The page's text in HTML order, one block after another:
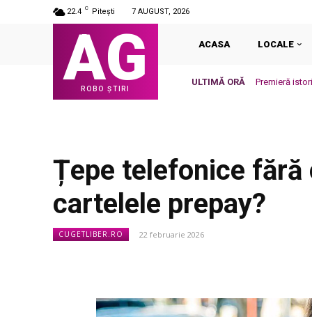
22.4 C Pitești 7 AUGUST, 2026
AG
ROBO ȘTIRI
ACASA LOCALE
ULTIMĂ ORĂ Premieră
Țepe telefonice fără
cartelele prepay?
CUGETLIBER.RO 22 februarie 2026